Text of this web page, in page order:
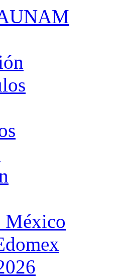
México